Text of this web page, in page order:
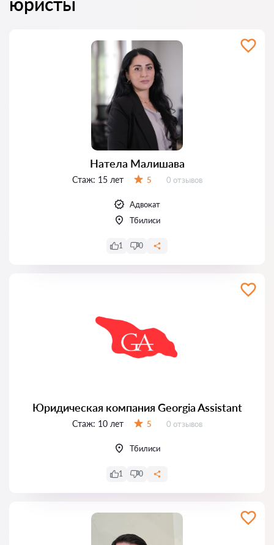
Натела Малишава
Стаж: 15 лет 5 Отзывов:
0 отзывов
Адвокат
Тбилиси
1 0
Юридическая компания Georgia Assistant
Стаж: 10 лет 5 Отзывов:
0 отзывов
Тбилиси
1 0